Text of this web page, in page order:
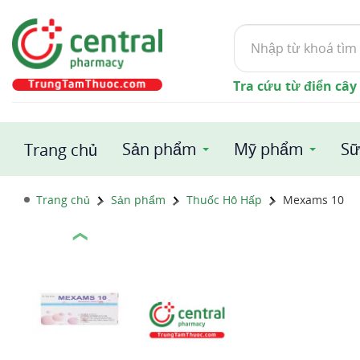
Tìm
kiếm
Tra cứu từ điển
Trang chủ Sản phẩm Mỹ phẩm
Trang chủ Sản phẩm Thuốc Hô Hấp Mexams 10
❮
1 / 4